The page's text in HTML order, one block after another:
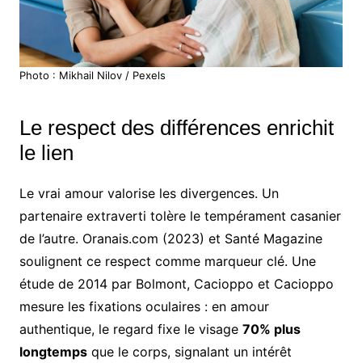
Photo : Mikhail Nilov / Pexels
Le respect des différences enrichit
le lien
Le vrai amour valorise les divergences. Un
partenaire extraverti tolère le tempérament casanier
de l’autre. Oranais.com (2023) et Santé Magazine
soulignent ce respect comme marqueur clé. Une
étude de 2014 par Bolmont, Cacioppo et Cacioppo
mesure les fixations oculaires : en amour
authentique, le regard fixe le visage 70% plus
longtempsque le corps, signalant un intérêt